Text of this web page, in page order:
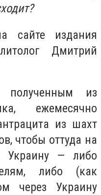
сайте издания
Дмитрий
из
ежемесячно
из шахт
чтобы оттуда на
Украину — либо
либо (как
через Украину